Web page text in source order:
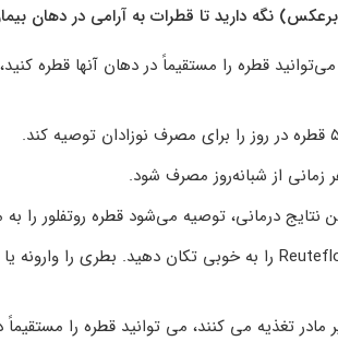
می‌توانید قطره را مستقیماً در دهان آنها قطره
زمانی از شبانه‌روز مصرف شود.
درمانی، توصیه می‌شود قطره روتفلور را به مدت ۲۸ روز
مادر تغذیه می کنند، می توانید قطره را